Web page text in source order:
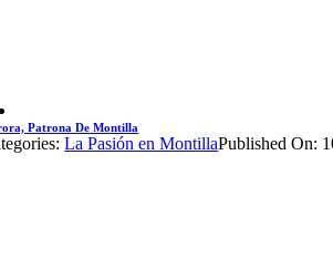
Patrona De Montilla
La Pasión en MontillaPublished On: